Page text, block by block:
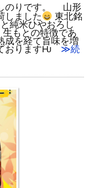
のりです。 山形
しました
東北銘
純米ひやおろし
もとの特徴であ
成を経て旨味を増
おりますǶ ≫続